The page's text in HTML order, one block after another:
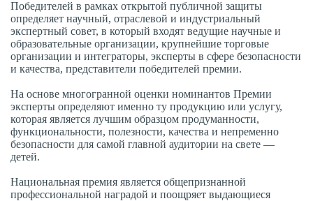
Победителей в рамках открытой публичной защиты
определяет научный, отраслевой и индустриальный
экспертный совет, в который входят ведущие научные и
образовательные организации, крупнейшие торговые
организации и интеграторы, эксперты в сфере безопасности
и качества, представители победителей премии.
На основе многогранной оценки номинантов Премии
эксперты определяют именно ту продукцию или услугу,
которая является лучшим образцом продуманности,
функциональности, полезности, качества и непременно
безопасности для самой главной аудитории на свете —
детей.
Национальная премия является общепризнанной
профессиональной наградой и поощряет выдающиеся